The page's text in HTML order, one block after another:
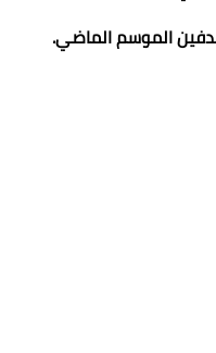
الموسم الماضي.